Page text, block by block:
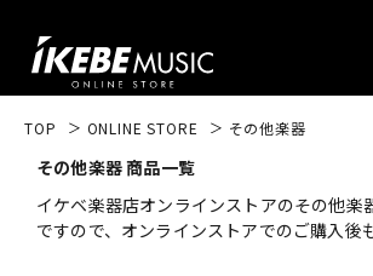
TOP ONLINE STORE その他楽器
その他楽器 商品一覧
イケベ楽器店オンラインストアのその他
ですので、オンラインストアでのご購入後